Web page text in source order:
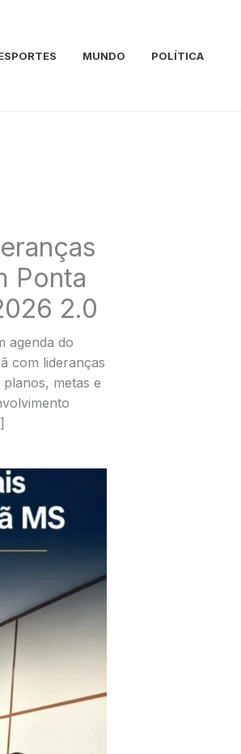
MUNDO POLÍTICA
Ponta
2.0
agenda do
com lideranças
metas e